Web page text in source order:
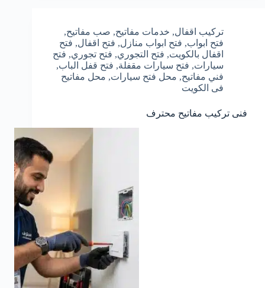
تركيب اقفال, خدمات مفاتيح, صب مفاتيح,
فتح ابواب, فتح ابواب منازل, فتح اقفال, فتح
اقفال بالكويت, فتح التجوري, فتح تجوري, فتح
سيارات, فتح سيارات مقفلة, فتح قفل الباب,
فني مفاتيح, محل فتح سيارات, محل مفاتيح
فى الكويت
فنى تركيب مفاتيح محترف